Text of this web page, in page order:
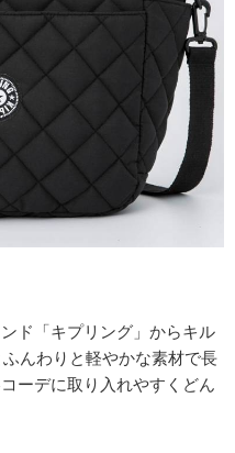
ド「キプリング」からキル
んわりと軽やかな素材で長
ーデに取り入れやすくどん